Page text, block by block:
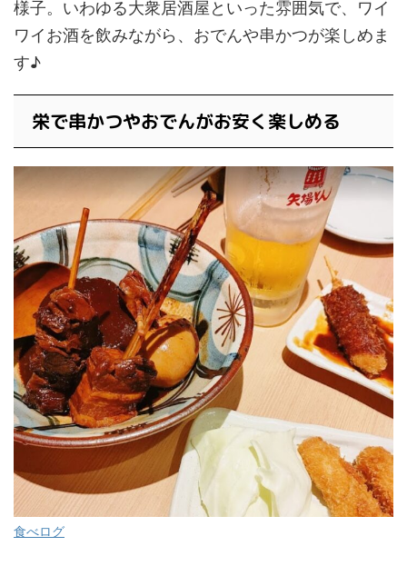
様子。いわゆる大衆居酒屋といった雰囲気で、ワイ
ワイお酒を飲みながら、おでんや串かつが楽しめま
す♪
栄で串かつやおでんがお安く楽しめる
食べログ